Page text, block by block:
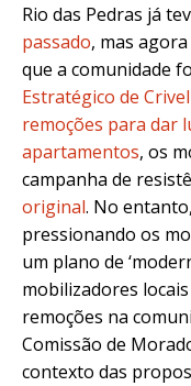
Rio das Pedras já
passado, mas
que a comunidade
Estratégico de
remoções para dar
apartamentos, os
campanha de
original. No
pressionando os
um plano de
mobilizadores
remoções na
Comissão de
contexto das